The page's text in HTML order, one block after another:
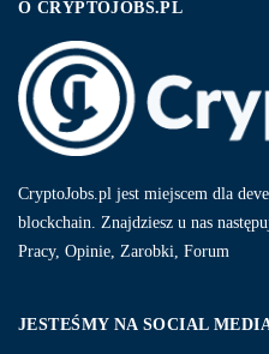
O CRYPTOJOBS.PL
CryptoJobs.pl jest miejscem dla
blockchain. Znajdziesz u nas
Pracy, Opinie, Zarobki, Forum
JESTEŚMY NA SOCIAL